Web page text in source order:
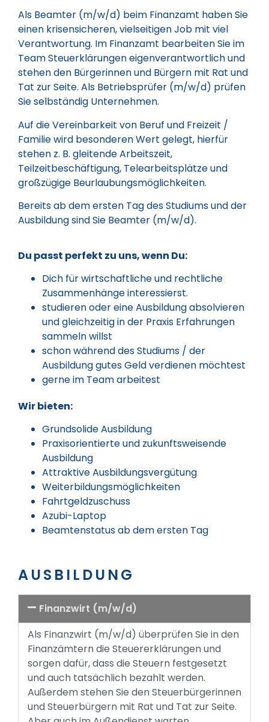
Als Beamter (m/w/d) beim Finanzamt haben Sie
einen krisensicheren, vielseitigen Job mit viel
Verantwortung. Im Finanzamt bearbeiten Sie im
Team Steuerklärungen eigenverantwortlich und
stehen den Bürgerinnen und Bürgern mit Rat und
Tat zur Seite. Als Betriebsprüfer (m/w/d) prüfen
Sie selbständig Unternehmen.
Auf die Vereinbarkeit von Beruf und Freizeit /
Familie wird besonderen Wert gelegt, hierfür
stehen z. B. gleitende Arbeitszeit,
Teilzeitbeschäftigung, Telearbeitsplätze und
großzügige Beurlaubungsmöglichkeiten.
Bereits ab dem ersten Tag des Studiums und der
Ausbildung sind Sie Beamter (m/w/d).
Du passt perfekt zu uns, wenn Du:
Dich für wirtschaftliche und rechtliche
Zusammenhänge interessierst.
studieren oder eine Ausbildung absolvieren
und gleichzeitig in der Praxis Erfahrungen
sammeln willst
schon während des Studiums / der
Ausbildung gutes Geld verdienen möchtest
gerne im Team arbeitest
Wir bieten:
Grundsolide Ausbildung
Praxisorientierte und zukunftsweisende
Ausbildung
Attraktive Ausbildungsvergütung
Weiterbildungsmöglichkeiten
Fahrtgeldzuschuss
Azubi-Laptop
Beamtenstatus ab dem ersten Tag
AUSBILDUNG
Finanzwirt (m/w/d)
Als Finanzwirt (m/w/d) überprüfen Sie in den
Finanzämtern die Steuererklärungen und
sorgen dafür, dass die Steuern festgesetzt
und auch tatsächlich bezahlt werden.
Außerdem stehen Sie den Steuerbürgerinnen
und Steuerbürgern mit Rat und Tat zur Seite.